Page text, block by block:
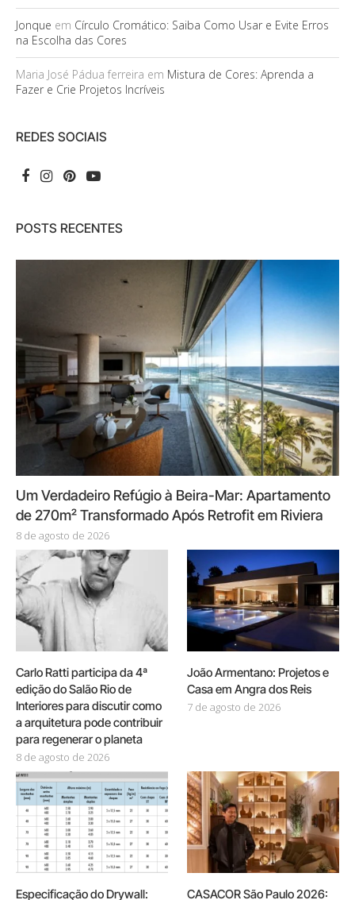
Jonque em Círculo Cromático: Saiba Como Usar e Evite Erros
na Escolha das Cores
Maria José Pádua ferreira em Mistura de Cores: Aprenda a
Fazer e Crie Projetos Incríveis
REDES SOCIAIS
POSTS RECENTES
Um Verdadeiro Refúgio à Beira-Mar: Apartamento
de 270m² Transformado Após Retrofit em Riviera
8 de agosto de 2026
Carlo Ratti participa da 4ª
edição do Salão Rio de
Interiores para discutir como
a arquitetura pode contribuir
para regenerar o planeta
8 de agosto de 2026
João Armentano: Projetos e
Casa em Angra dos Reis
7 de agosto de 2026
Especificação do Drywall: CASACOR São Paulo 2026: